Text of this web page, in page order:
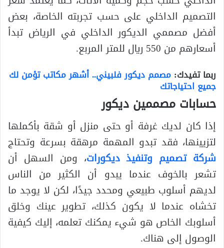
التصميم الداخلي على حسب تجربته الخاصة، بعض
أفضل مصممي الديكور الداخلي في الرياض تبدأ
أسعارهم من 550 ريال للمتر المربع.
ربما تفيدك: مصمم ديكور فلبيني.. أشهر مكاتب تؤمن لك
جميع احتياجاتك
حسابات مصممين ديكور
إذا كان لديك غرفة أو حتى منزل أو شقة بأكملها
لتزيينها، فقد تبدو المهمة مرهقة بسرعة وتحتاج
شركة تصميم وتنفيذ ديكورات، ومن السهل أن
تشعر بالخوف عندما يبدو أن الكثير من الناس
لديهم أسلوب طبيعي ومحدد جيدًا، لكن لا يوجد ما
تخشاه عندما لا يكون كذلك، تطوير عينك وخلق
أسلوبك الخاص هو شيء يمكنك تعلمه، إليك كيفية
الوصول إلى هناك.